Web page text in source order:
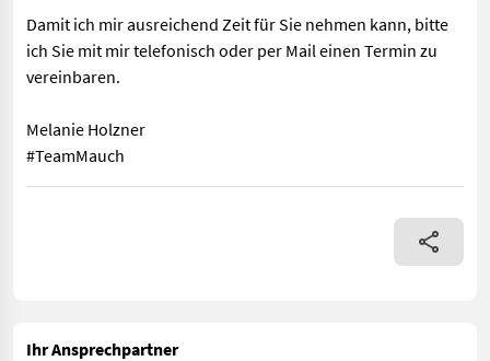
Damit ich mir ausreichend Zeit für Sie nehmen kann, bitte
ich Sie mit mir telefonisch oder per Mail einen Termin zu
vereinbaren.
Melanie Holzner
#TeamMauch
Bema 20 Kehrmaschine 1550mm breit, verschiedenste
Ihr Ansprechpartner